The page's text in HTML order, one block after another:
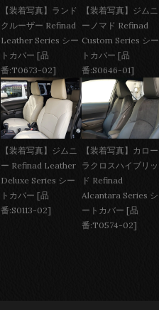
【装着写真】ランド
クルーザー Refinad
Leather Series シー
トカバー [品
番:T0673-02]
【装着写真】ジムニ
ーノマド Refinad
Custom Series シー
トカバー [品
番:S0646-01]
【装着写真】ジムニ
ー Refinad Leather
Deluxe Series シー
トカバー [品
番:S0113-02]
【装着写真】カロー
ラクロスハイブリッ
ド Refinad
Alcantara Series シ
ートカバー [品
番:T0574-02]